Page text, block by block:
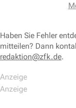
Haben Sie Fehler
mitteilen? Dann
redaktion@zfk.de.